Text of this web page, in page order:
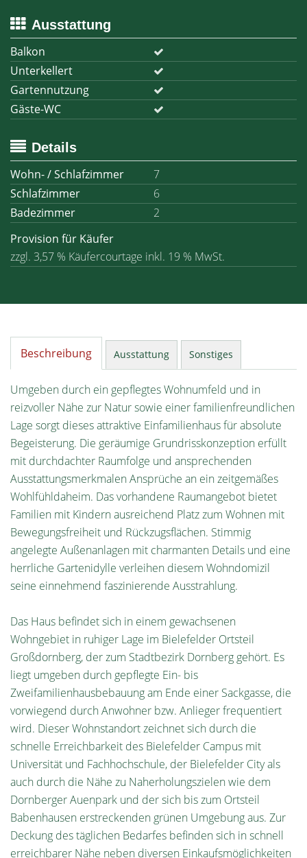
Ausstattung
Balkon
Unterkellert
Gartennutzung
Gäste-WC
Details
Wohn- / Schlafzimmer
7
Schlafzimmer
6
Badezimmer
2
Provision für Käufer
zzgl. 3,57 % Käufercourtage inkl. 19 % MwSt.
Beschreibung Ausstattung Sonstiges
Umgeben durch ein gepflegtes Wohnumfeld und in
reizvoller Nähe zur Natur sowie einer familienfreundlichen
Lage sorgt dieses attraktive Einfamilienhaus für absolute
Begeisterung. Die geräumige Grundrisskonzeption erfüllt
mit durchdachter Raumfolge und ansprechenden
Ausstattungsmerkmalen Ansprüche an ein zeitgemäßes
Wohlfühldaheim. Das vorhandene Raumangebot bietet
Familien mit Kindern ausreichend Platz zum Wohnen mit
Bewegungsfreiheit und Rückzugsflächen. Stimmig
angelegte Außenanlagen mit charmanten Details und eine
herrliche Gartenidylle verleihen diesem Wohndomizil
seine einnehmend faszinierende Ausstrahlung.
Das Haus befindet sich in einem gewachsenen
Wohngebiet in ruhiger Lage im Bielefelder Ortsteil
Großdornberg, der zum Stadtbezirk Dornberg gehört. Es
liegt umgeben durch gepflegte Ein- bis
Zweifamilienhausbebauung am Ende einer Sackgasse, die
vorwiegend durch Anwohner bzw. Anlieger frequentiert
wird. Dieser Wohnstandort zeichnet sich durch die
schnelle Erreichbarkeit des Bielefelder Campus mit
Universität und Fachhochschule, der Bielefelder City als
auch durch die Nähe zu Naherholungszielen wie dem
Dornberger Auenpark und der sich bis zum Ortsteil
Babenhausen erstreckenden grünen Umgebung aus. Zur
Deckung des täglichen Bedarfes befinden sich in schnell
erreichbarer Nähe neben diversen Einkaufsmöglichkeiten